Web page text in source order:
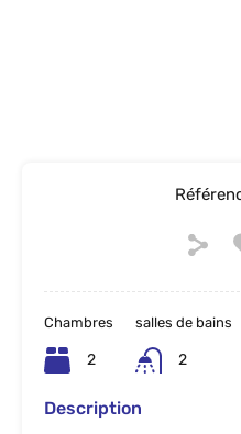
Chambres
2
salles de bains
2
Description